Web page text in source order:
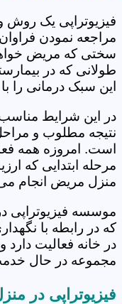
فیزیوتراپی یک
مراجعه نمودن
سختی که مریض
طولانی که در
این سبک درمانی را
در این شرایط
نتیجه مطلوب و
است. امروزه همه
مرحله ابتدایی که
منزل مریض انجام
موسسه فیزیوتراپی
که در رابطه با
در خانه فعالیت
مجموعه در حال
فیزیوتراپی در